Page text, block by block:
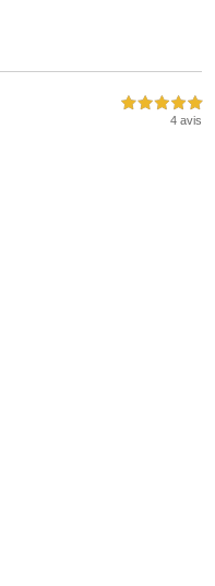
5,0 étoiles sur 5
4 avis